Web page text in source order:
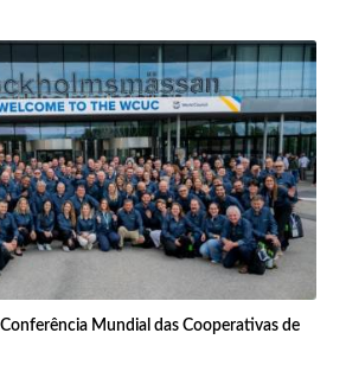
Mundial das Cooperativas de